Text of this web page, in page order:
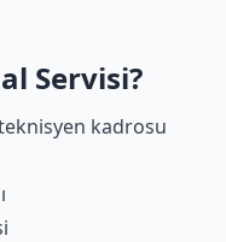
Servisi?
kadrosu